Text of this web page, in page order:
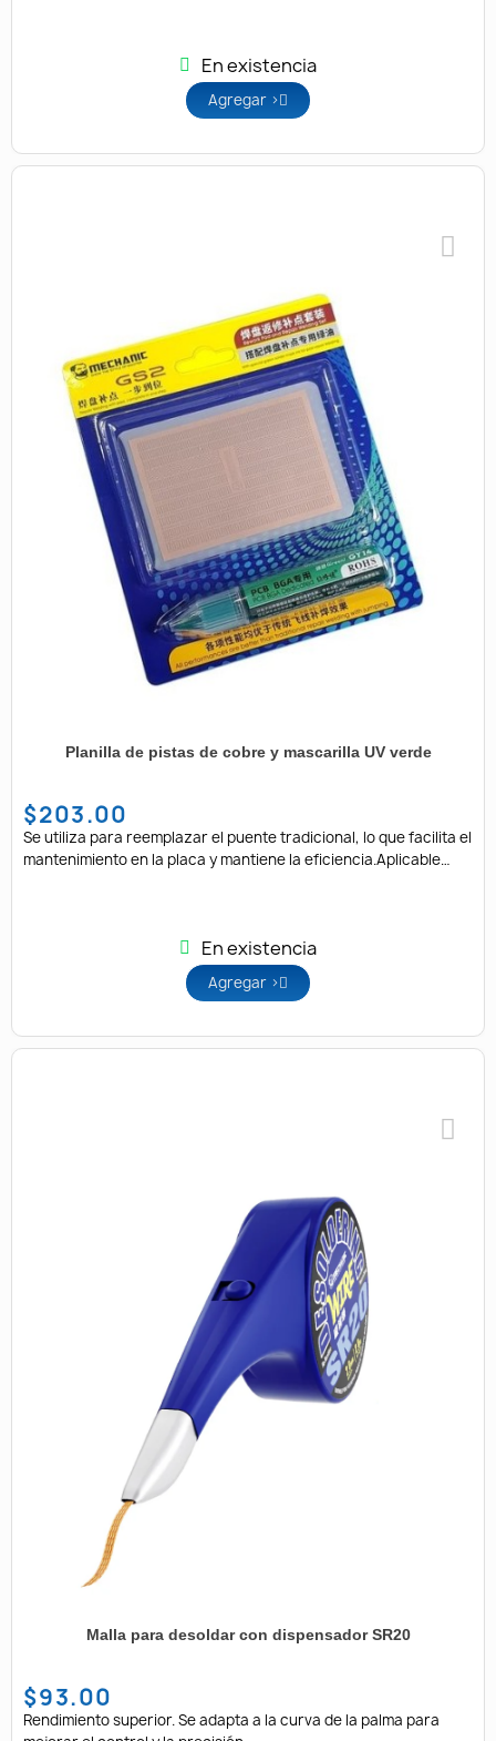
Agregar >
En existencia
Agregar >
Planilla de pistas de cobre y mascarilla UV verde
$203.00
Se utiliza para reemplazar el puente tradicional, lo que facilita el
mantenimiento en la placa y mantiene la eficiencia.Aplicable
En existencia
Malla para desoldar con dispensador SR20
$93.00
Rendimiento superior. Se adapta a la curva de la palma para